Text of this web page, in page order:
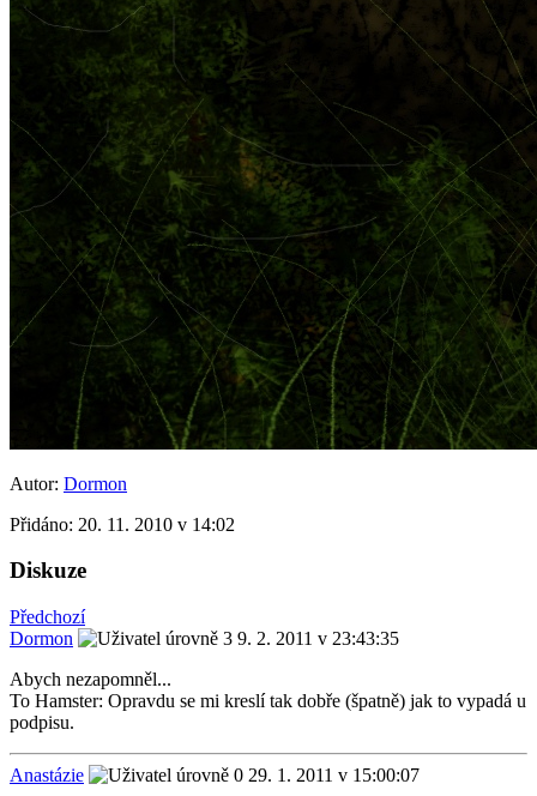
Autor: Dormon
Přidáno: 20. 11. 2010 v 14:02
Diskuze
Předchozí
Dormon
9. 2. 2011 v 23:43:35
Abych nezapomněl...
To Hamster: Opravdu se mi kreslí tak dobře (špatně) jak to vypadá u
podpisu.
Anastázie 29. 1. 2011 v 15:00:07